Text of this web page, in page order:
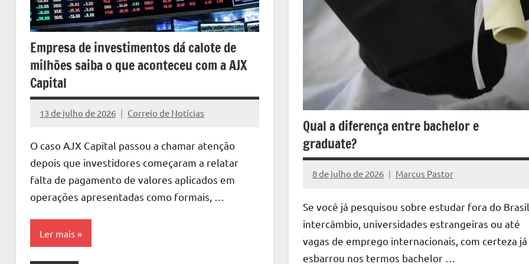
Empresa de investimentos dá calote de
milhões saiba o que aconteceu com a AJX
Capital
13 de julho de 2026 Correio de Notícias
Nenhum
O caso AJX Capital passou a chamar atenção
depois que investidores começaram a relatar
falta de pagamento de valores aplicados em
operações apresentadas como formais, …
Ler mais
Qual a diferença entre bachelor e
graduate?
8 de julho de 2026 Marcus Pastor
Nenhum
Se você já pesquisou sobre estudar fora do
intercâmbio, universidades estrangeiras ou até
vagas de emprego internacionais, com certeza já
esbarrou nos termos bachelor …